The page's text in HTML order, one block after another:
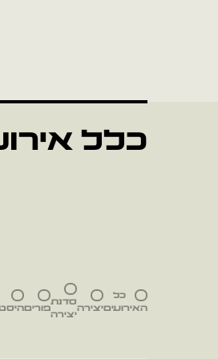
כלל
כל
האירועיםיצירהסדנת
יצירהפורים